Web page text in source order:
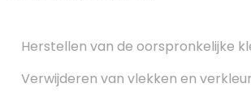
Herstellen van de oorspronkelijke
Verwijderen van vlekken en